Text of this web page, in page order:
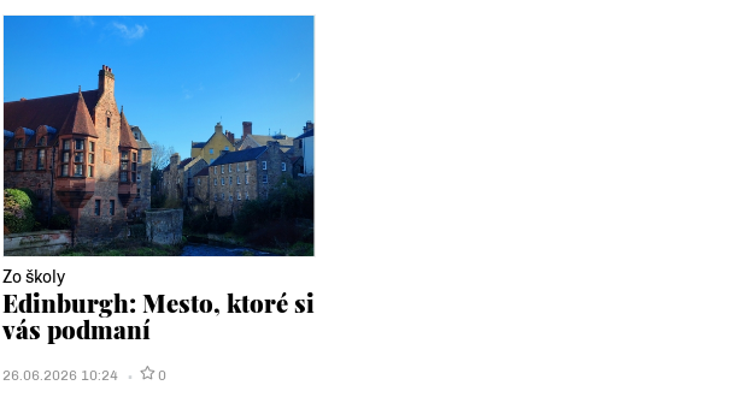
Zo školy
Edinburgh: Mesto, ktoré si
vás podmaní
26.06.2026 10:24 0